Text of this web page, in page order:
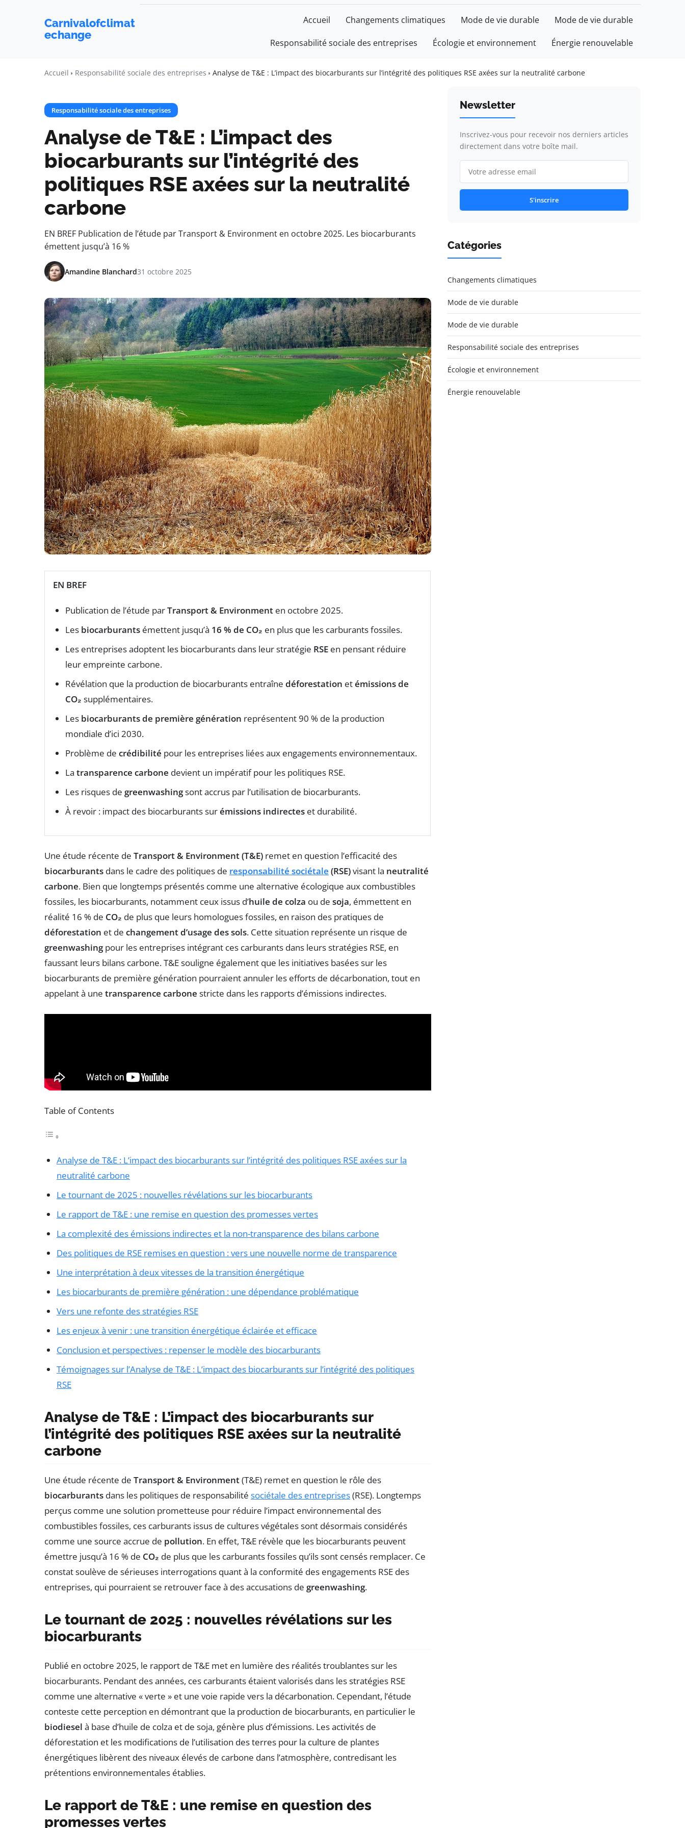
Carnivalofclimat
echange
Accueil Changements climatiques Mode de vie durable Mode de vie durable
Responsabilité sociale des entreprises Écologie et environnement Énergie renouvelable
Accueil Responsabilité sociale des entreprises Analyse de T&E : L’impact des biocarburants sur l’intégrité des politiques RSE axées sur la neutralité carbone
Responsabilité sociale des entreprises
Analyse de T&E : L’impact des
biocarburants sur l’intégrité des
politiques RSE axées sur la neutralité
carbone
EN BREF Publication de l’étude par Transport & Environment en octobre 2025. Les biocarburants
émettent jusqu’à 16 %
Amandine Blanchard31 octobre 2025
EN BREF
Publication de l’étude parTransport & Environment en octobre 2025.
Les biocarburants émettent jusqu’à 16 % de CO₂ en plus que les carburants fossiles.
Les entreprises adoptent les biocarburants dans leur stratégie RSE en pensant réduire
leur empreinte carbone.
Révélation que la production de biocarburants entraîne déforestation etémissions de
CO₂ supplémentaires.
Les biocarburants de première génération représentent 90 % de la production
mondiale d’ici 2030.
Problème de crédibilité pour les entreprises liées aux engagements environnementaux.
La transparence carbone devient un impératif pour les politiques RSE.
Les risques de greenwashingsont accrus par l’utilisation de biocarburants.
À revoir : impact des biocarburants surémissions indirectes et durabilité.
Une étude récente de Transport & Environment (T&E) remet en question l’efficacité des
biocarburants dans le cadre des politiques de responsabilité sociétale (RSE)visant la neutralité
carbone. Bien que longtemps présentés comme une alternative écologique aux combustibles
fossiles, les biocarburants, notamment ceux issus d’huile de colza ou de soja, émmettent en
réalité 16 % de CO₂ de plus que leurs homologues fossiles, en raison des pratiques de
déforestation et de changement d’usage des sols. Cette situation représente un risque de
greenwashingpour les entreprises intégrant ces carburants dans leurs stratégies RSE, en
faussant leurs bilans carbone. T&E souligne également que les initiatives basées sur les
biocarburants de première génération pourraient annuler les efforts de décarbonation, tout en
appelant à une transparence carbone stricte dans les rapports d’émissions indirectes.
Table of Contents
Analyse de T&E : L’impact des biocarburants sur l’intégrité des politiques RSE axées sur la
neutralité carbone
Le tournant de 2025 : nouvelles révélations sur les biocarburants
Le rapport de T&E : une remise en question des promesses vertes
La complexité des émissions indirectes et la non-transparence des bilans carbone
Des politiques de RSE remises en question : vers une nouvelle norme de transparence
Une interprétation à deux vitesses de la transition énergétique
Les biocarburants de première génération : une dépendance problématique
Vers une refonte des stratégies RSE
Les enjeux à venir : une transition énergétique éclairée et efficace
Conclusion et perspectives : repenser le modèle des biocarburants
Témoignages sur l’Analyse de T&E : L’impact des biocarburants sur l’intégrité des politiques
RSE
Analyse de T&E : L’impact des biocarburants sur
l’intégrité des politiques RSE axées sur la neutralité
carbone
Une étude récente de Transport & Environment(T&E) remet en question le rôle des
biocarburants dans les politiques de responsabilité sociétale des entreprises(RSE). Longtemps
perçus comme une solution prometteuse pour réduire l’impact environnemental des
combustibles fossiles, ces carburants issus de cultures végétales sont désormais considérés
comme une source accrue de pollution. En effet, T&E révèle que les biocarburants peuvent
émettre jusqu’à 16 % de CO₂ de plus que les carburants fossiles qu’ils sont censés remplacer. Ce
constat soulève de sérieuses interrogations quant à la conformité des engagements RSE des
entreprises, qui pourraient se retrouver face à des accusations de greenwashing.
Le tournant de 2025 : nouvelles révélations sur les
biocarburants
Publié en octobre 2025, le rapport de T&E met en lumière des réalités troublantes sur les
biocarburants. Pendant des années, ces carburants étaient valorisés dans les stratégies RSE
comme une alternative « verte » et une voie rapide vers la décarbonation. Cependant, l’étude
conteste cette perception en démontrant que la production de biocarburants, en particulier le
biodiesel à base d’huile de colza et de soja, génère plus d’émissions. Les activités de
déforestation et les modifications de l’utilisation des terres pour la culture de plantes
énergétiques libèrent des niveaux élevés de carbone dans l’atmosphère, contredisant les
prétentions environnementales établies.
Le rapport de T&E : une remise en question des
promesses vertes
Newsletter
Inscrivez-vous pour recevoir nos derniers articles
directement dans votre boîte mail.
S'inscrire
Catégories
Changements climatiques
Mode de vie durable
Mode de vie durable
Responsabilité sociale des entreprises
Écologie et environnement
Énergie renouvelable